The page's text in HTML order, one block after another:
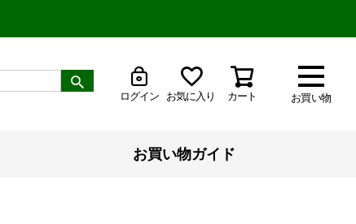
お買い物
ログイン お気に入り カート
お買い物ガイド